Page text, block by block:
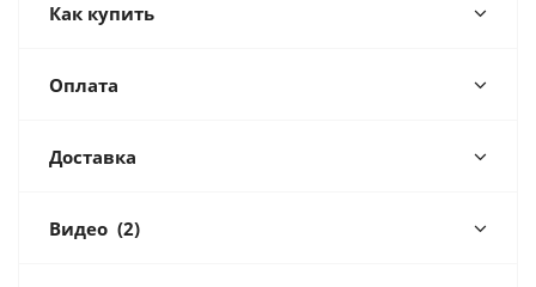
Как купить
Оплата
Доставка
Видео (2)